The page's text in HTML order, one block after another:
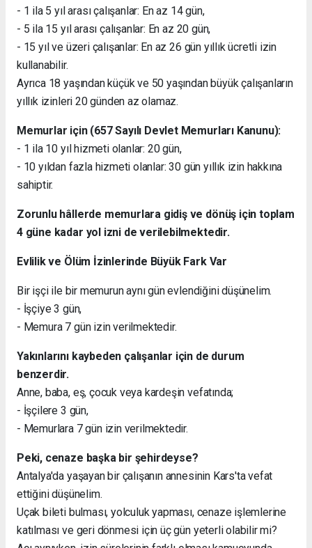
- 1 ila 5 yıl arası çalışanlar: En az 14 gün,
- 5 ila 15 yıl arası çalışanlar: En az 20 gün,
- 15 yıl ve üzeri çalışanlar: En az 26 gün yıllık ücretli izin
kullanabilir.
Ayrıca 18 yaşından küçük ve 50 yaşından büyük çalışanların
yıllık izinleri 20 günden az olamaz.
Memurlar için (657 Sayılı Devlet Memurları Kanunu):
- 1 ila 10 yıl hizmeti olanlar: 20 gün,
- 10 yıldan fazla hizmeti olanlar: 30 gün yıllık izin hakkına
sahiptir.
Zorunlu hâllerde memurlara gidiş ve dönüş için toplam
4 güne kadar yol izni de verilebilmektedir.
Evlilik ve Ölüm İzinlerinde Büyük Fark Var
Bir işçi ile bir memurun aynı gün evlendiğini düşünelim.
- İşçiye 3 gün,
- Memura 7 gün izin verilmektedir.
Yakınlarını kaybeden çalışanlar için de durum
benzerdir.
Anne, baba, eş, çocuk veya kardeşin vefatında;
- İşçilere 3 gün,
- Memurlara 7 gün izin verilmektedir.
Peki, cenaze başka bir şehirdeyse?
Antalya'da yaşayan bir çalışanın annesinin Kars'ta vefat
ettiğini düşünelim.
Uçak bileti bulması, yolculuk yapması, cenaze işlemlerine
katılması ve geri dönmesi için üç gün yeterli olabilir mi?